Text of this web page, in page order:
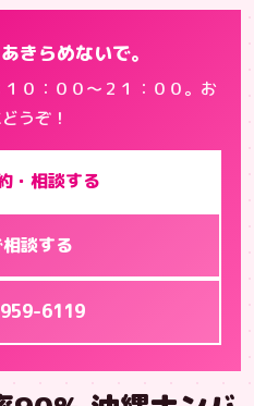
きらめないで。
０：００〜２１：００。お
うぞ！
・相談する
談する
6119